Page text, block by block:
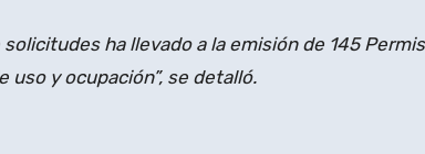
solicitudes ha llevado a la emisión de 145
uso y ocupación”, se detalló.